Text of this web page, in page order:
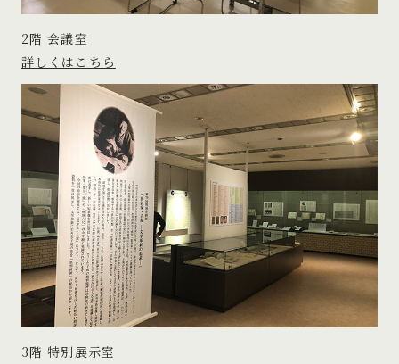
2階 会議室
詳しくはこちら
3階 特別展示室